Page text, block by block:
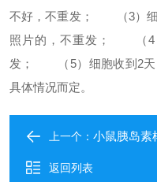
不好，不重发；
（3）细
照片的，不重发；
（4）
发；
（5）细胞收到2天
具体情况而定。
上一个： 小鼠胰岛素
返回列表